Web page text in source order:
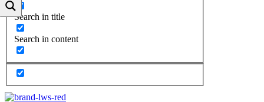
Search in title
Search in content